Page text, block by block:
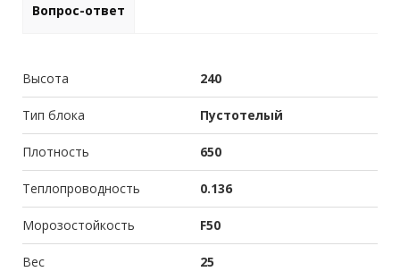
Вопрос-ответ
Высота 240
Тип блока Пустотелый
Плотность 650
Теплопроводность 0.136
Морозостойкость F50
Вес 25